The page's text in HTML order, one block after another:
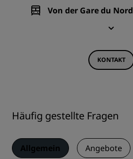
Von der Gare du Nord
KONTAKT
Häufig gestellte Fragen
Allgemein Angebote